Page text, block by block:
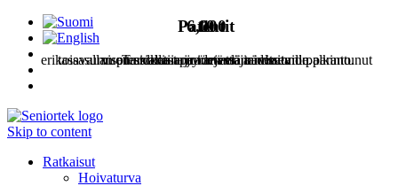
Skip to content
Ratkaisut
Hoivaturva
Patentit
Turvallisia ja turvattuja ideoita
6,000
erikoisasumisen asiakasta joiden elämänlaatu on parantunut
1
tasavallan presidentin myöntämä innosuomi palkinto.
10
vuotta tukea apua arjessa tarvitseville.